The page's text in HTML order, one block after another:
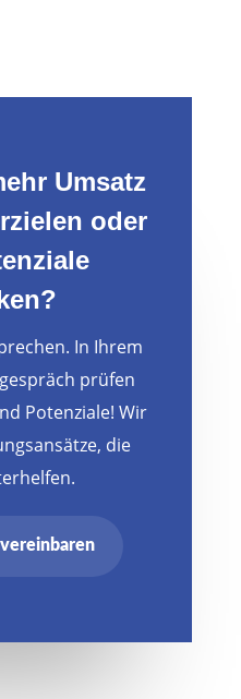
Umsatz
oder
In Ihrem
prüfen
Potenziale! Wir
die